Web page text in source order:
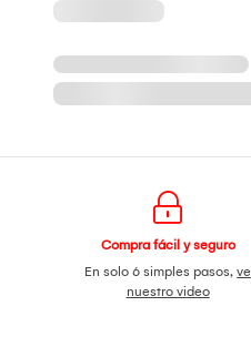
Compra fácil y seguro
En solo 6 simples pasos,ve
nuestro video